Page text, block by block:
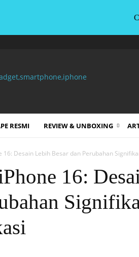
RESMI REVIEW & UNBOXING
16: Desain Lebih Besar dan Perubahan
16: